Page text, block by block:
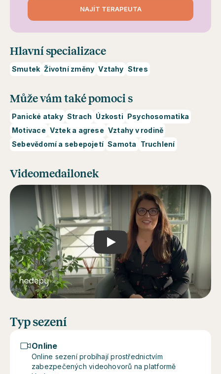
NAJÍT TERAPEUTA
Hlavní specializace
Smutek Životní změny Vztahy Stres
Může vám také pomoci s
Panické ataky Strach Úzkosti Psychosomatika
Motivace Vztek a agrese Vztahy v rodině
Sebevědomí a sebepojetí Samota Truchlení
Videomedailonek
Play
Typ sezení
Online
Online sezení probíhají prostřednictvím
zabezpečených videohovorů na platformě